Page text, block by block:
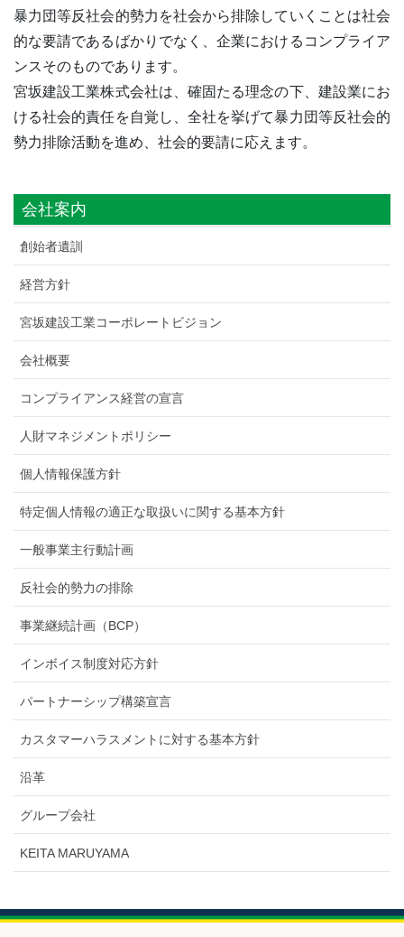
暴力団等反社会的勢力を社会から排除していくことは社会
的な要請であるばかりでなく、企業におけるコンプライア
ンスそのものであります。
宮坂建設工業株式会社は、確固たる理念の下、建設業にお
ける社会的責任を自覚し、全社を挙げて暴力団等反社会的
勢力排除活動を進め、社会的要請に応えます。
会社案内
創始者遺訓
経営方針
宮坂建設工業コーポレートビジョン
会社概要
コンプライアンス経営の宣言
人財マネジメントポリシー
個人情報保護方針
特定個人情報の適正な取扱いに関する基本方針
一般事業主行動計画
反社会的勢力の排除
事業継続計画（BCP）
インボイス制度対応方針
パートナーシップ構築宣言
カスタマーハラスメントに対する基本方針
沿革
グループ会社
KEITA MARUYAMA